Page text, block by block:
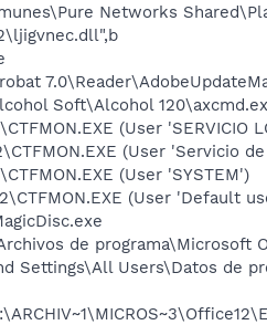
Networks
Soft\Alcohol
(User 'SERVICIO
(User 'Servicio
(User 'SYSTEM')
(User 'Default
de programa\Microsoft
Settings\All Users\Datos de